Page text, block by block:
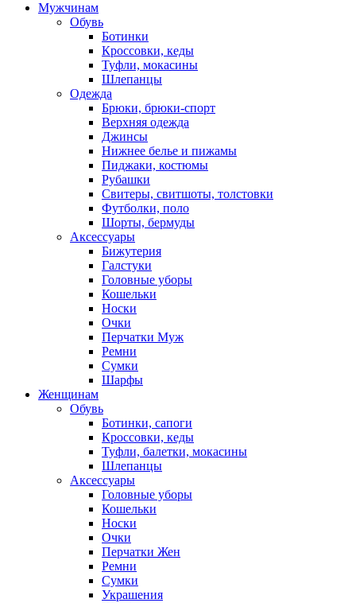
Мужчинам
Обувь
Ботинки
Кроссовки, кеды
Туфли, мокасины
Шлепанцы
Одежда
Брюки, брюки-спорт
Верхняя одежда
Джинсы
Нижнее белье и пижамы
Пиджаки, костюмы
Рубашки
Свитеры, свитшоты, толстовки
Футболки, поло
Шорты, бермуды
Аксессуары
Бижутерия
Галстуки
Головные уборы
Кошельки
Носки
Очки
Перчатки Муж
Ремни
Сумки
Шарфы
Женщинам
Обувь
Ботинки, сапоги
Кроссовки, кеды
Туфли, балетки, мокасины
Шлепанцы
Аксессуары
Головные уборы
Кошельки
Носки
Очки
Перчатки Жен
Ремни
Сумки
Украшения